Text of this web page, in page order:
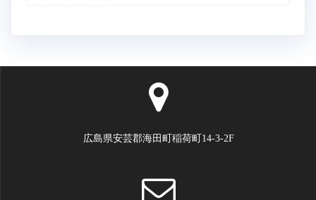
広島県安芸郡海田町稲荷町14-3-2F